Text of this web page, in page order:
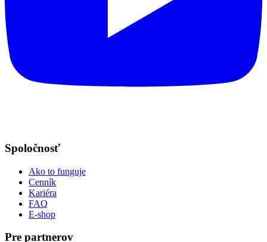
Spoločnosť
Ako to funguje
Cenník
Kariéra
FAQ
E-shop
Pre partnerov